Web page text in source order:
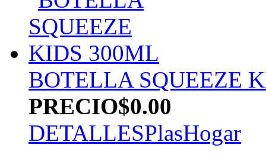
BOTELLA SQUEEZE
PRECIO$0.00
DETALLESPlasHogar